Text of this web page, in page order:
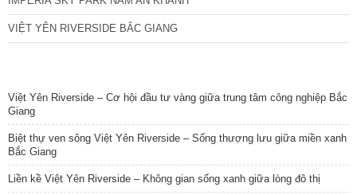
VIỆT YÊN RIVERSIDE BẮC GIANG
Việt Yên Riverside – Cơ hội đầu tư vàng giữa trung tâm công nghiệp Bắc
Giang
Biệt thự ven sông Việt Yên Riverside – Sống thượng lưu giữa miền xanh
Bắc Giang
Liền kề Việt Yên Riverside – Không gian sống xanh giữa lòng đô thị